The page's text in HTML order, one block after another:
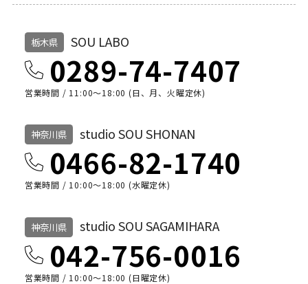
栃木県 SOU LABO
0289-74-7407
営業時間 / 11:00～18:00 (日、月、火曜定休)
神奈川県 studio SOU SHONAN
0466-82-1740
営業時間 / 10:00〜18:00 (水曜定休)
神奈川県 studio SOU SAGAMIHARA
042-756-0016
営業時間 / 10:00〜18:00 (日曜定休)